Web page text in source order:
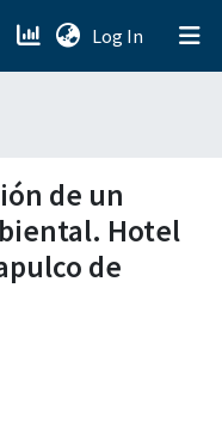
Log In (current)
de un
Hotel
de